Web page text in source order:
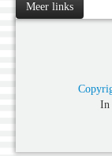
Meer links
In